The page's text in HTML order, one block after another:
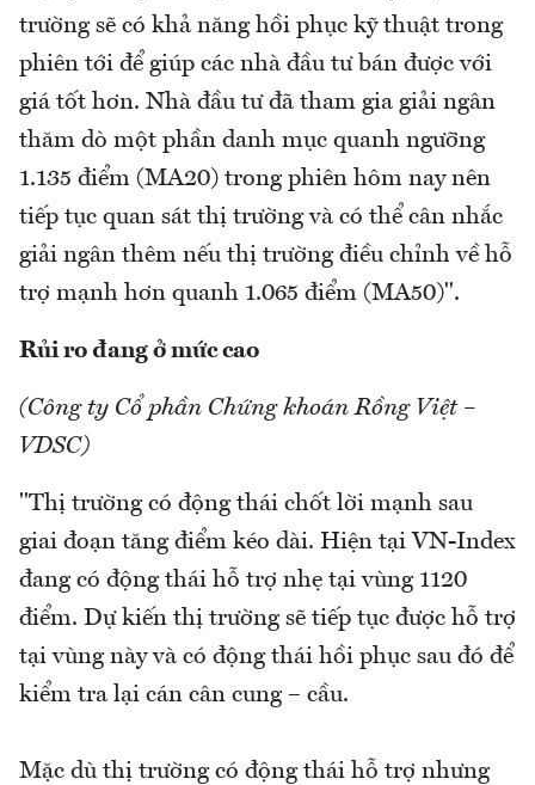
trường sẽ có khả năng hồi phục kỹ thuật trong
phiên tới để giúp các nhà đầu tư bán được với
giá tốt hơn. Nhà đầu tư đã tham gia giải ngân
thăm dò một phần danh mục quanh ngưỡng
1.135 điểm (MA20) trong phiên hôm nay nên
tiếp tục quan sát thị trường và có thể cân nhắc
giải ngân thêm nếu thị trường điều chỉnh về hỗ
trợ mạnh hơn quanh 1.065 điểm (MA50)".
Rủi ro đang ở mức cao
(Công ty Cổ phần Chứng khoán Rồng Việt –
VDSC)
"Thị trường có động thái chốt lời mạnh sau
giai đoạn tăng điểm kéo dài. Hiện tại VN-Index
đang có động thái hỗ trợ nhẹ tại vùng 1120
điểm. Dự kiến thị trường sẽ tiếp tục được hỗ trợ
tại vùng này và có động thái hồi phục sau đó để
kiểm tra lại cán cân cung – cầu.
Mặc dù thị trường có động thái hỗ trợ nhưng